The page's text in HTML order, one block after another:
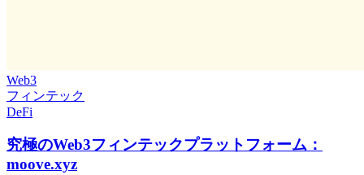
Web3
フィンテック
DeFi
究極のWeb3フィンテックプラットフォーム：
moove.xyz